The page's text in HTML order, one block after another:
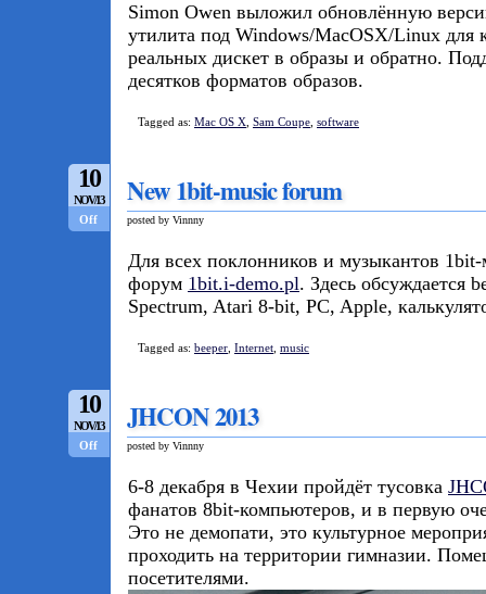
Simon Owen выложил обновлённую
утилита под Windows/MacOSX/Linux для
реальных дискет в образы и обратно.
десятков форматов образов.
Tagged as: Mac OS X Sam Coupe software
10
NOV/13
Off
New 1bit-music forum
posted by Vinnny
Для всех поклонников и музыкантов
форум 1bit.i-demo.pl. Здесь обсуждается
Spectrum, Atari 8-bit, PC, Apple,
Tagged as: beeper Internet music
10
NOV/13
Off
JHCON 2013
posted by Vinnny
6-8 декабря в Чехии пройдёт тусовка
фанатов 8bit-компьютеров, и в первую
Это не демопати, это культурное
проходить на территории гимназии.
посетителями.